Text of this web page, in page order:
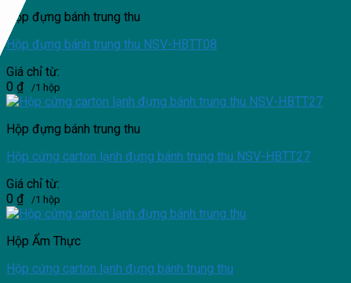
Hộp đựng bánh trung thu
Hộp đựng bánh trung thu NSV-HBTT08
Giá chỉ từ:
0 ₫ /1 hộp
Hộp đựng bánh trung thu
Hộp cứng carton lạnh đựng bánh trung thu NSV-HBTT27
Giá chỉ từ:
0 ₫ /1 hộp
Hộp Ẩm Thực
Hộp cứng carton lạnh đựng bánh trung thu